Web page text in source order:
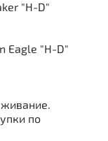
"H-D"
Eagle "H-D"
по